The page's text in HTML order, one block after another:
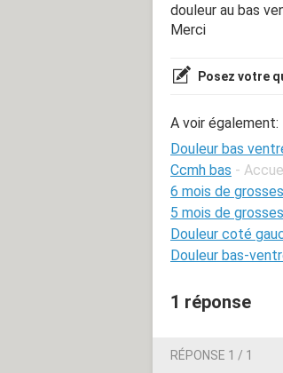
douleur au bas
Merci
Posez votre
A voir également:
Douleur bas
Ccmh bas -
6 mois de
5 mois de
Douleur coté
Douleur bas-
1 réponse
RÉPONSE 1 / 1